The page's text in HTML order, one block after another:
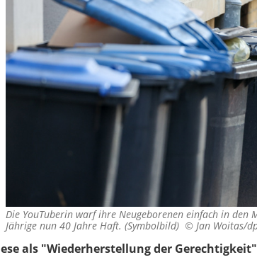
Die YouTuberin warf ihre Neugeborenen einfach in den
Jährige nun 40 Jahre Haft. (Symbolbild) © Jan Woitas/
als "Wiederherstellung der